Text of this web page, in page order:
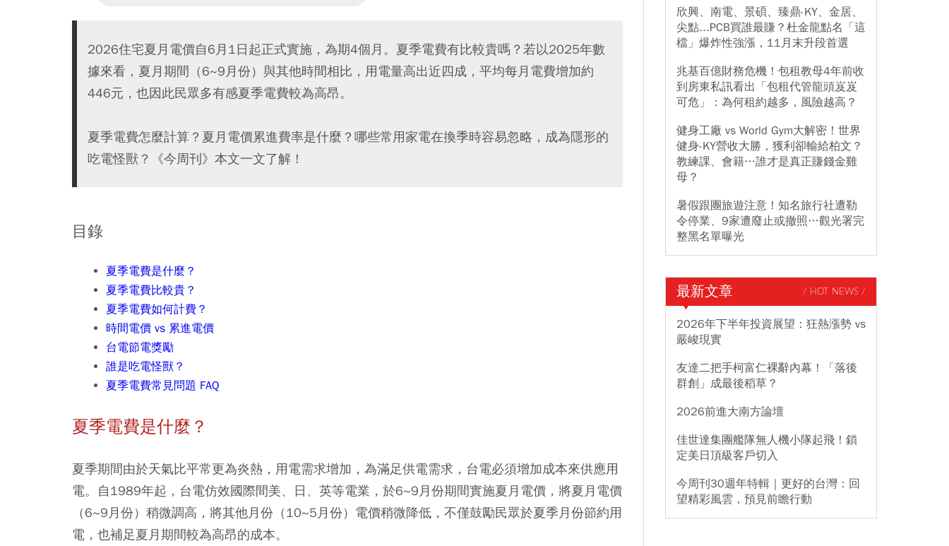
2026住宅夏月電價自6月1日起正式實施，為期4個月。夏季電費有比較貴嗎？若以2025年數
據來看，夏月期間（6~9月份）與其他時間相比，用電量高出近四成，平均每月電費增加約
446元，也因此民眾多有感夏季電費較為高昂。
夏季電費怎麼計算？夏月電價累進費率是什麼？哪些常用家電在換季時容易忽略，成為隱形的
吃電怪獸？《今周刊》本文一文了解！
目錄
夏季電費是什麼？
夏季電費比較貴？
夏季電費如何計費？
時間電價 vs 累進電價
台電節電獎勵
誰是吃電怪獸？
夏季電費常見問題 FAQ
夏季電費是什麼？
夏季期間由於天氣比平常更為炎熱，用電需求增加，為滿足供電需求，台電必須增加成本來供應用
電。自1989年起，台電仿效國際間美、日、英等電業，於6~9月份期間實施夏月電價，將夏月電價
（6~9月份）稍微調高，將其他月份（10~5月份）電價稍微降低，不僅鼓勵民眾於夏季月份節約用
電，也補足夏月期間較為高昂的成本。
欣興、南電、景碩、臻鼎-KY、金居、
尖點...PCB買誰最賺？杜金龍點名「這
檔」爆炸性強漲，11月末升段首選
兆基百億財務危機！包租教母4年前收
到房東私訊看出「包租代管龍頭岌岌
可危」：為何租約越多，風險越高？
健身工廠 vs World Gym大解密！世界
健身-KY營收大勝，獲利卻輸給柏文？
教練課、會籍…誰才是真正賺錢金雞
母？
暑假跟團旅遊注意！知名旅行社遭勒
令停業、9家遭廢止或撤照…觀光署完
整黑名單曝光
最新文章 / HOT NEWS /
2026年下半年投資展望：狂熱漲勢 vs
嚴峻現實
友達二把手柯富仁裸辭內幕！「落後
群創」成最後稻草？
2026前進大南方論壇
佳世達集團艦隊無人機小隊起飛！鎖
定美日頂級客戶切入
今周刊30週年特輯｜更好的台灣：回
望精彩風雲，預見前瞻行動